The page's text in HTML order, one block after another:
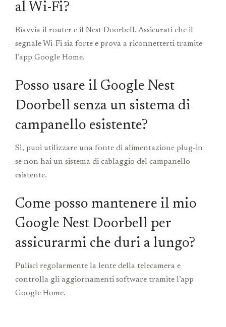
al Wi-Fi?
Riavvia il router e il Nest Doorbell. Assicurati che il
segnale Wi-Fi sia forte e prova a riconnetterti tramite
l’app Google Home.
Posso usare il Google Nest
Doorbell senza un sistema di
campanello esistente?
Sì, puoi utilizzare una fonte di alimentazione plug-in
se non hai un sistema di cablaggio del campanello
esistente.
Come posso mantenere il mio
Google Nest Doorbell per
assicurarmi che duri a lungo?
Pulisci regolarmente la lente della telecamera e
controlla gli aggiornamenti software tramite l’app
Google Home.